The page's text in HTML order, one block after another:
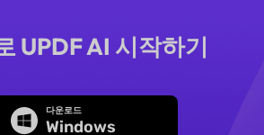
UPDF AI 시작하기
다운로드
Windows